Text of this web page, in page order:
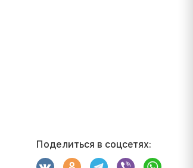
Поделиться в соцсетях: